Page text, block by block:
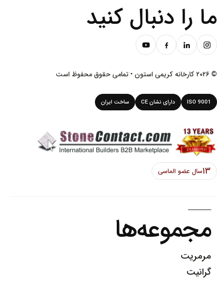
دنبال کنید
دارای نشان CE ساخت ایران